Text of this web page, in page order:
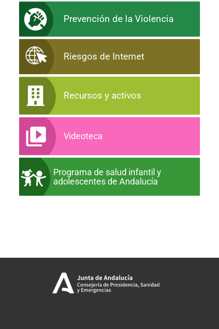
Prevención de la Violencia
Riesgos de Internet
Recursos y activos
Videoteca
Programa de salud infantil y
adolescentes de Andalucía